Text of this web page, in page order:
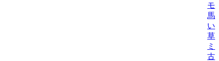
モ
馬
い
草
ミ
古